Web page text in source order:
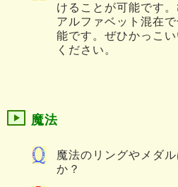
けることが可能です
アルファベット混在
能です。ぜひかっこ
ください。
魔法
魔法のリングやメダ
か？